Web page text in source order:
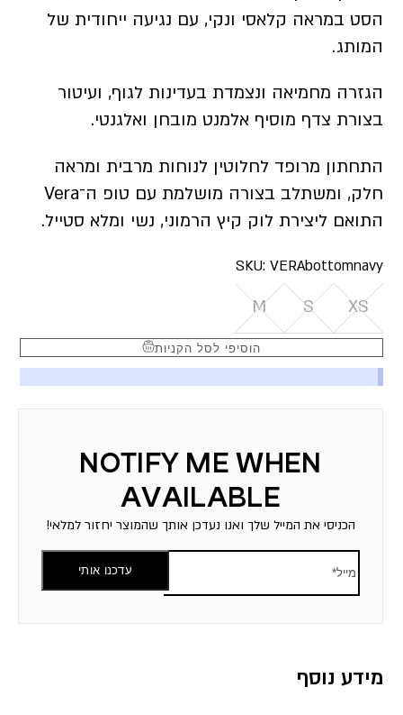
הסט במראה קלאסי ונקי, עם נגיעה ייחודית של
המותג.
הגזרה מחמיאה ונצמדת בעדינות לגוף, ועיטור
בצורת צדף מוסיף אלמנט מובחן ואלגנטי.
התחתון מרופד לחלוטין לנוחות מרבית ומראה
חלק, ומשתלב בצורה מושלמת עם טופ ה־Vera
התואם ליצירת לוק קיץ הרמוני, נשי ומלא סטייל.
SKU: VERAbottomnavy
XS
S
M
הוסיפי לסל הקניות
הכניסי את המייל שלך ואנו נעדכן אותך שהמוצר יחזור למלאי!
עדכנו אותי
מידע נוסף